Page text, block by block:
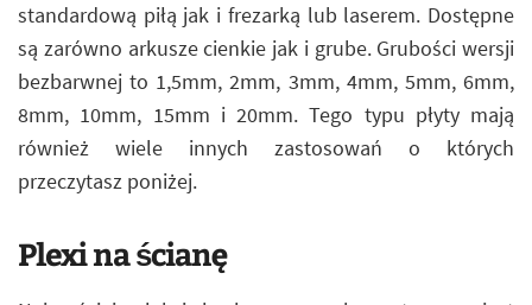
standardową piłą jak i frezarką lub laserem. Dostępne
są zarówno arkusze cienkie jak i grube. Grubości wersji
bezbarwnej to 1,5mm, 2mm, 3mm, 4mm, 5mm, 6mm,
8mm, 10mm, 15mm i 20mm. Tego typu płyty mają
również wiele innych zastosowań o których
przeczytasz poniżej.
Plexi na ścianę